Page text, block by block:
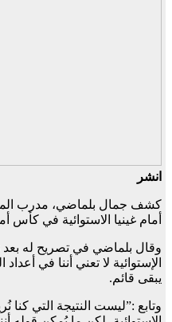
انشر
كشف جمال بلماضي، مدرب
أمام غينيا الاستوائية في كأس
وقال بلماضي في تصريح له بعد
الإستوائية لا تعني أننا في
يبقى قائم.
وتابع :”ليست النتيجة التي كنا